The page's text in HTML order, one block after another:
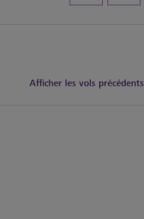
Afficher les vols précédents